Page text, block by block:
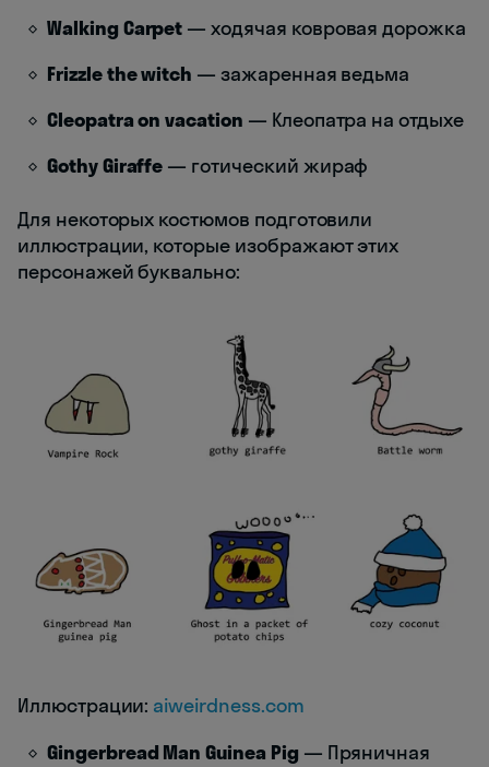
Walking Carpet — ходячая ковровая дорожка
Frizzle the witch — зажаренная ведьма
Cleopatra on vacation — Клеопатра на отдыхе
Gothy Giraffe — готический жираф
Для некоторых костюмов подготовили
иллюстрации, которые изображают этих
персонажей буквально:
Иллюстрации: aiweirdness.com
Gingerbread Man Guinea Pig — Пряничная